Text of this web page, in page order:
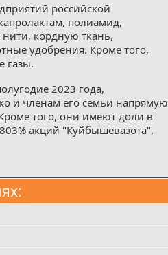
российской
полиамид,
кордную ткань,
удобрения. Кроме того,
газы.
2023 года,
и членам его семьи напрямую
того, они имеют доли в
акций "Куйбышевазота",